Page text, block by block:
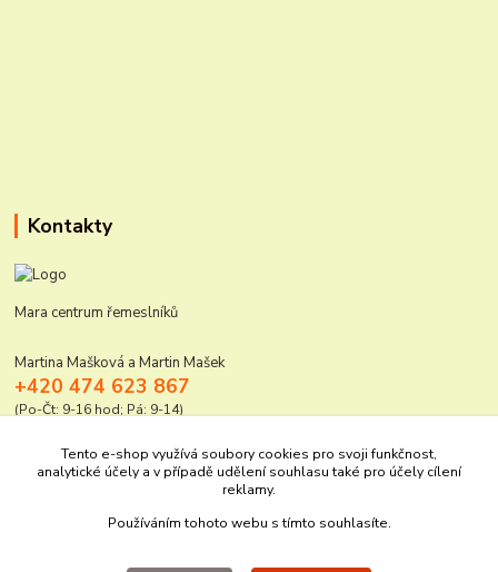
Kontakty
Mara centrum řemeslníků
Martina Mašková a Martin Mašek
+420 474 623 867
(Po-Čt: 9-16 hod; Pá: 9-14)
mara@elektro-naradi.cz
Tento e-shop využívá soubory cookies pro svoji funkčnost,
analytické účely a v případě udělení souhlasu také pro účely cílení
reklamy.
Používáním tohoto webu s tímto souhlasíte.